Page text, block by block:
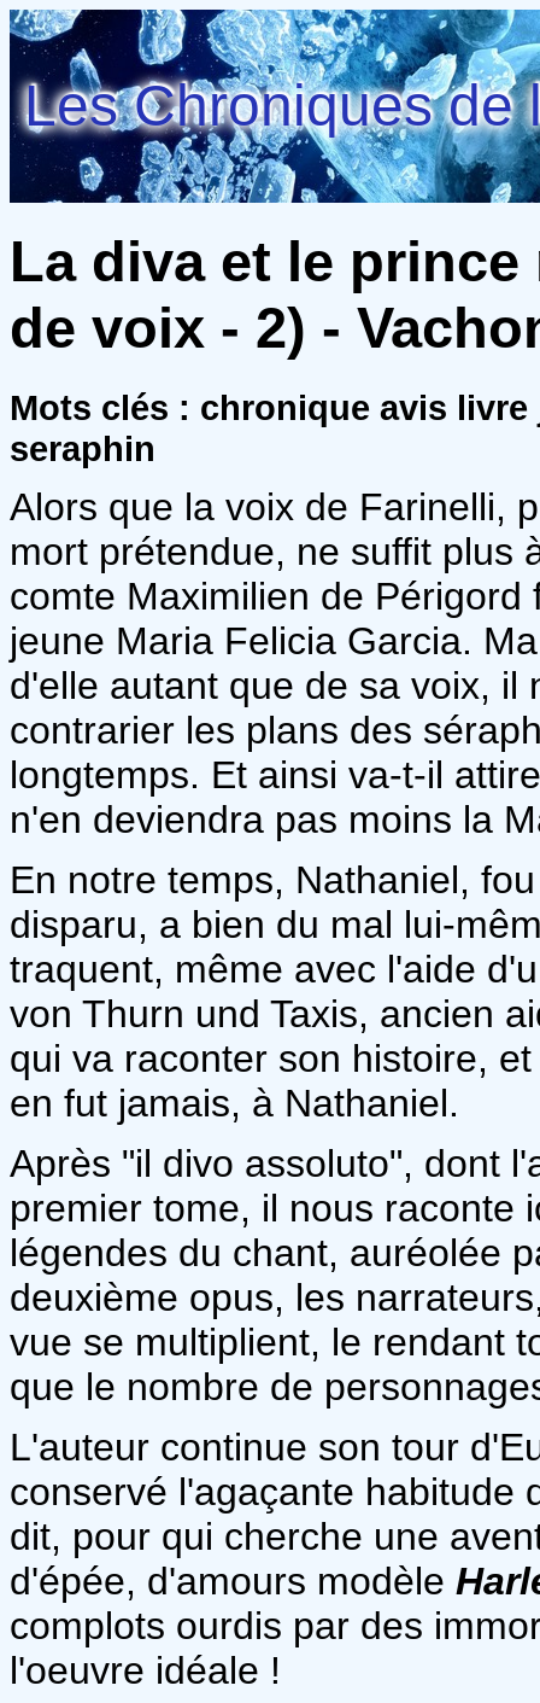
Les Chroniques de
La diva et le
de voix - 2) -
Mots clés : chronique avis
seraphin
Alors que la voix de Farinelli,
mort prétendue, ne suffit plus
comte Maximilien de
jeune Maria Felicia Garcia.
d'elle autant que de sa voix,
contrarier les plans des
longtemps. Et ainsi va-t-il
n'en deviendra pas moins la
En notre temps, Nathaniel,
disparu, a bien du mal lui-
traquent, même avec l'aide
von Thurn und Taxis, ancien
qui va raconter son histoire,
en fut jamais, à Nathaniel.
Après "il divo assoluto", dont
premier tome, il nous raconte
légendes du chant, auréolée
deuxième opus, les
vue se multiplient, le rendant
que le nombre de
L'auteur continue son tour
conservé l'agaçante habitude
dit, pour qui cherche une
d'épée, d'amours modèle
complots ourdis par des
l'oeuvre idéale !